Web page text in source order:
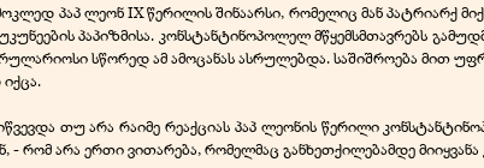
პაპ ლეონ IX წერილის შინაარსი, რომელიც მან პატრიარქ
პაპიზმისა. კონსტანტინოპოლელ მწყემსმთავრებს
სწორედ ამ ამოცანას ასრულებდა. საშიშროება მით
თუ არა რაიმე რეაქციას პაპ ლეონის წერილი
-რომ არა ერთი ვითარება, რომელმაც განხეთქილებამდე მიიყვანა